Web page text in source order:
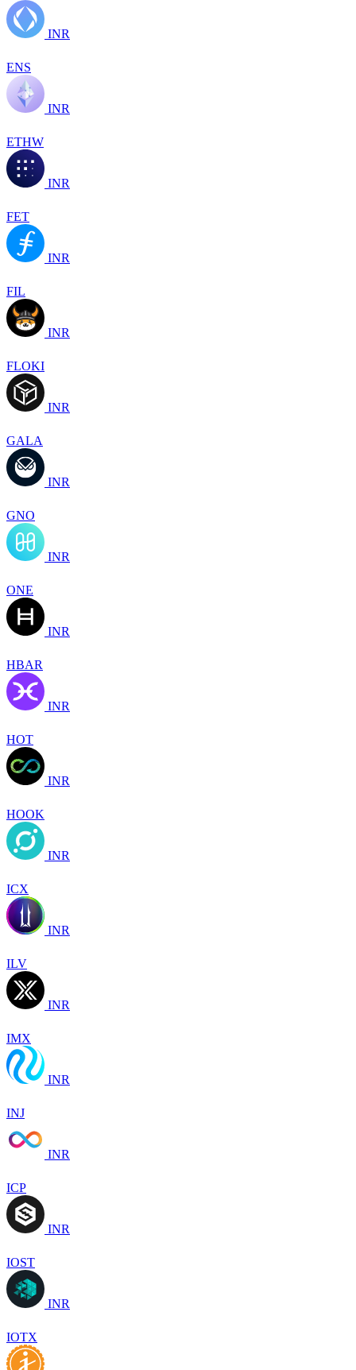
INR
ENS
INR
ETHW
INR
FET
INR
FIL
INR
FLOKI
INR
GALA
INR
GNO
INR
ONE
INR
HBAR
INR
HOT
INR
HOOK
INR
ICX
INR
ILV
INR
IMX
INR
INJ
INR
ICP
INR
IOST
INR
IOTX